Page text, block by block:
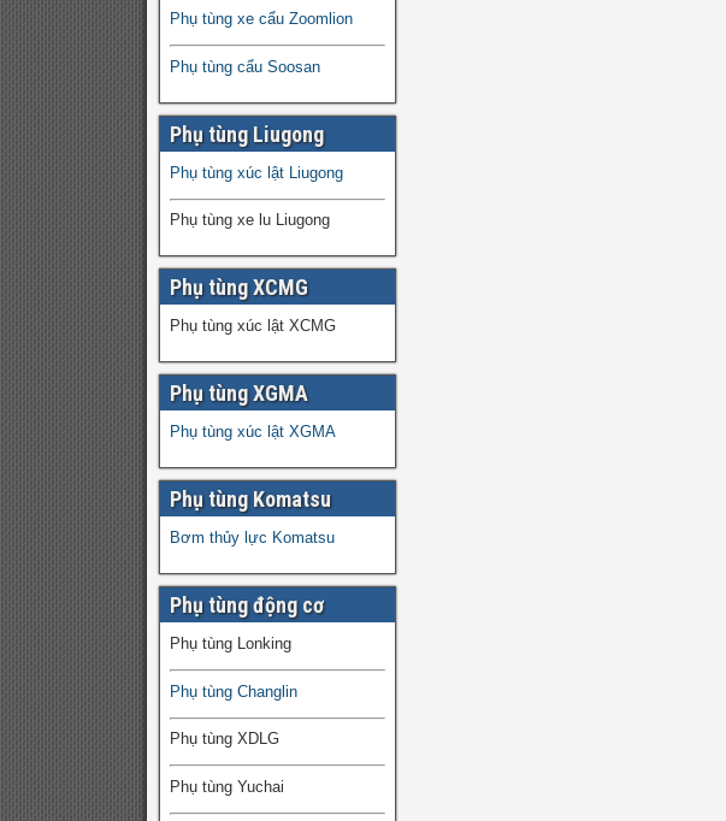
Phụ tùng xe cẩu Zoomlion
Phụ tùng cẩu Soosan
Phụ tùng Liugong
Phụ tùng xúc lật Liugong
Phụ tùng xe lu Liugong
Phụ tùng XCMG
Phụ tùng xúc lật XCMG
Phụ tùng XGMA
Phụ tùng xúc lật XGMA
Phụ tùng Komatsu
Bơm thủy lực Komatsu
Phụ tùng động cơ
Phụ tùng Lonking
Phụ tùng Changlin
Phụ tùng XDLG
Phụ tùng Yuchai